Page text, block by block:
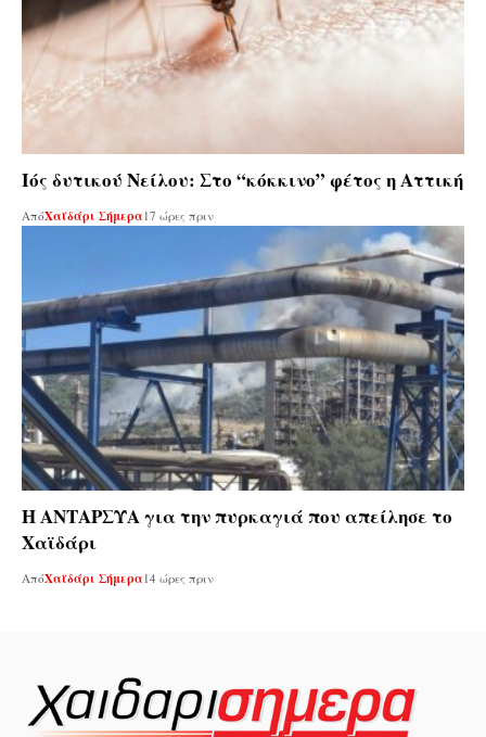
Ιός δυτικού Νείλου: Στο “κόκκινο” φέτος η Αττική
ΑπόΧαϊδάρι Σήμερα 17 ώρες πριν
Η ΑΝΤΑΡΣΥΑ για την πυρκαγιά που απείλησε το
Χαϊδάρι
ΑπόΧαϊδάρι Σήμερα14 ώρες πριν